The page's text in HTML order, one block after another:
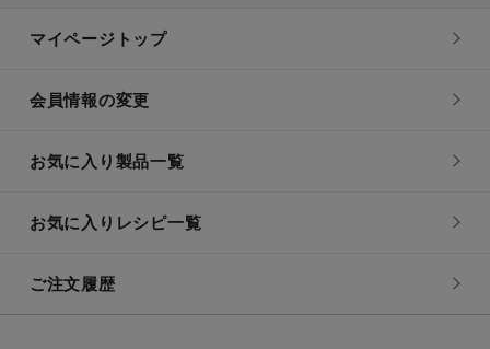
マイページトップ
会員情報の変更
お気に入り製品一覧
お気に入りレシピ一覧
ご注文履歴